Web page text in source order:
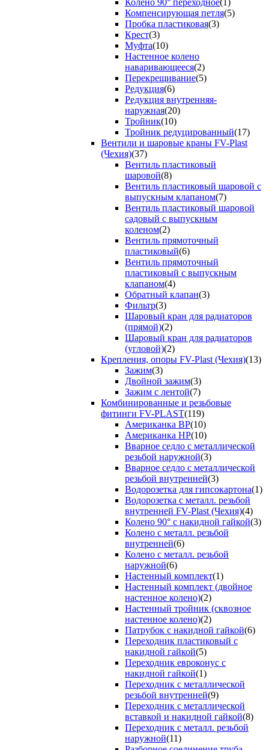
Колено 90° переходное(1)
Компенсирующая петля(5)
Пробка пластиковая(3)
Крест(3)
Муфта(10)
Настенное колено
наваривающееся(2)
Перекрещивание(5)
Редукция(6)
Редукция внутренняя-
наружная(20)
Тройник(10)
Тройник редуцированный(17)
Вентили и шаровые краны FV-Plast
(Чехия)(37)
Вентиль пластиковый
шаровой(8)
Вентиль пластиковый шаровой с
выпускным клапаном(7)
Вентиль пластиковый шаровой
садовый с выпускным
коленом(2)
Вентиль прямоточный
пластиковый(6)
Вентиль прямоточный
пластиковый с выпускным
клапаном(4)
Обратный клапан(3)
Фильтр(3)
Шаровый кран для радиаторов
(прямой)(2)
Шаровый кран для радиаторов
(угловой)(2)
Крепления, опоры FV-Plast (Чехия)(13)
Зажим(3)
Двойной зажим(3)
Зажим с лентой(7)
Комбинированные и резьбовые
фитинги FV-PLAST(119)
Американка ВР(10)
Американка НР(10)
Вварное седло с металлической
резьбой наружной(3)
Вварное седло с металлической
резьбой внутренней(3)
Водорозетка для гипсокартона(1)
Водорозетка с металл. резьбой
внутренней FV-Plast (Чехия)(4)
Колено 90° с накидной гайкой(3)
Колено с металл. резьбой
внутренней(6)
Колено с металл. резьбой
наружной(6)
Настенный комплект(1)
Настенный комплект (двойное
настенное колено)(2)
Настенный тройник (сквозное
настенное колено)(2)
Патрубок с накидной гайкой(6)
Переходник пластиковый с
накидной гайкой(5)
Переходник евроконус с
накидной гайкой(1)
Переходник с металлической
резьбой внутренней(9)
Переходник с металлической
вставкой и накидной гайкой(8)
Переходник с металл. резьбой
наружной(11)